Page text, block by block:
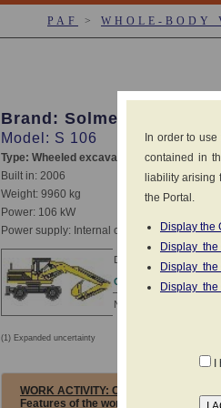
PAF > WHOLE-BODY
Brand: Solmec S.p.A.
Model: S 106
Type: Wheeled excavator
Built in: 2006
Weight: 9960 kg
Power: 106 kW
Power supply: Internal combustion diesel
Declared values as set
CONDITIONS
NOT ASSESSED
(1) Expanded uncertainty
WORK ACTIVITY: CLEANING,
Features of the work activity (in
In order to
contained in
liability arising
the Portal.
Display the
Display the
Display the
Display the